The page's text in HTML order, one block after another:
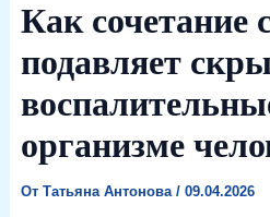
Как сочетание
подавляет
организме
От Татьяна Антонова / 09.04.2026